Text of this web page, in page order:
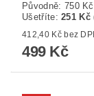
Původně: 750 Kč
Ušetříte:251 Kč
412,40 Kč bez
499 Kč